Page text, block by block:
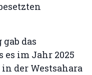
das
im Jahr 2025
der Westsahara